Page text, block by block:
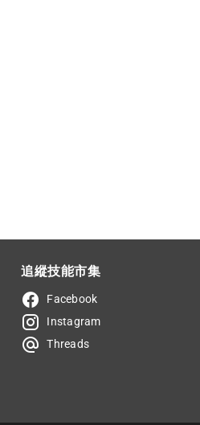
追縱技能市集
Facebook
Instagram
Threads